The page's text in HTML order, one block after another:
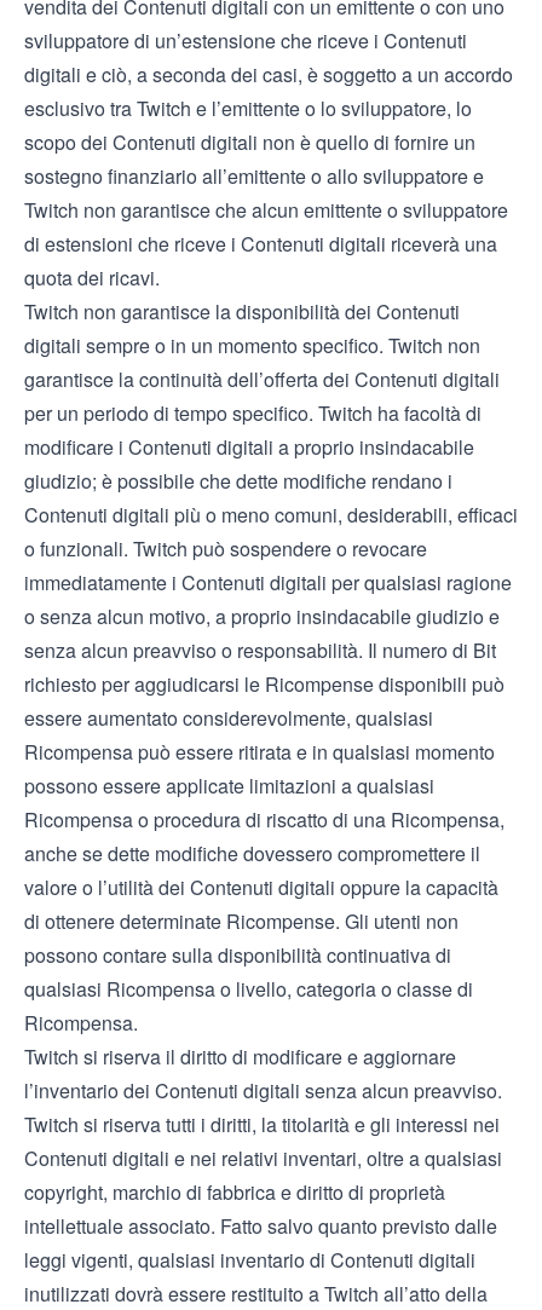
vendita dei Contenuti digitali con un emittente o con uno
sviluppatore di un’estensione che riceve i Contenuti
digitali e ciò, a seconda dei casi, è soggetto a un accordo
esclusivo tra Twitch e l’emittente o lo sviluppatore, lo
scopo dei Contenuti digitali non è quello di fornire un
sostegno finanziario all’emittente o allo sviluppatore e
Twitch non garantisce che alcun emittente o sviluppatore
di estensioni che riceve i Contenuti digitali riceverà una
quota dei ricavi.
Twitch non garantisce la disponibilità dei Contenuti
digitali sempre o in un momento specifico. Twitch non
garantisce la continuità dell’offerta dei Contenuti digitali
per un periodo di tempo specifico. Twitch ha facoltà di
modificare i Contenuti digitali a proprio insindacabile
giudizio; è possibile che dette modifiche rendano i
Contenuti digitali più o meno comuni, desiderabili, efficaci
o funzionali. Twitch può sospendere o revocare
immediatamente i Contenuti digitali per qualsiasi ragione
o senza alcun motivo, a proprio insindacabile giudizio e
senza alcun preavviso o responsabilità. Il numero di Bit
richiesto per aggiudicarsi le Ricompense disponibili può
essere aumentato considerevolmente, qualsiasi
Ricompensa può essere ritirata e in qualsiasi momento
possono essere applicate limitazioni a qualsiasi
Ricompensa o procedura di riscatto di una Ricompensa,
anche se dette modifiche dovessero compromettere il
valore o l’utilità dei Contenuti digitali oppure la capacità
di ottenere determinate Ricompense. Gli utenti non
possono contare sulla disponibilità continuativa di
qualsiasi Ricompensa o livello, categoria o classe di
Ricompensa.
Twitch si riserva il diritto di modificare e aggiornare
l’inventario dei Contenuti digitali senza alcun preavviso.
Twitch si riserva tutti i diritti, la titolarità e gli interessi nei
Contenuti digitali e nei relativi inventari, oltre a qualsiasi
copyright, marchio di fabbrica e diritto di proprietà
intellettuale associato. Fatto salvo quanto previsto dalle
leggi vigenti, qualsiasi inventario di Contenuti digitali
inutilizzati dovrà essere restituito a Twitch all’atto della